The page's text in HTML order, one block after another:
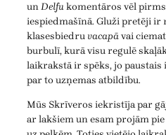
unDelfukomentāros vēl
iespiedmašīnā. Gluži pretēji ir
klasesbiedruvacapāvai
burbulī, kurā visu regulē
laikrakstā ir spēks, jo
par to uzņemas atbildību.
Mūs Skrīveros iekristīja par
ar lakšiem un esam projām